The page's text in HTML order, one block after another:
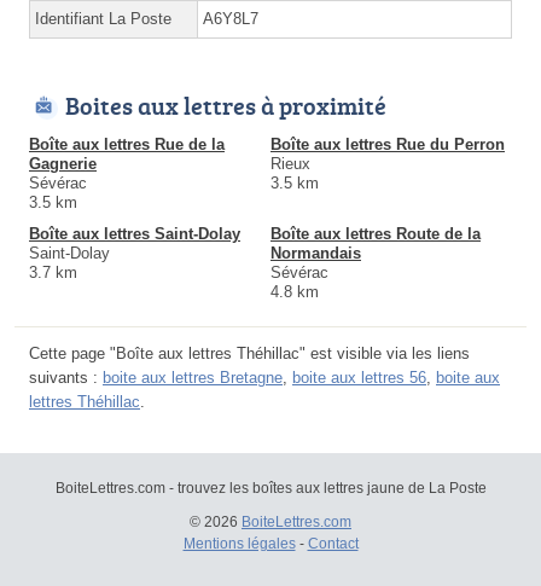
Identifiant La Poste A6Y8L7
Boites aux lettres à proximité
Boîte aux lettres Rue de la
Gagnerie
Sévérac
3.5 km
Boîte aux lettres Rue du Perron
Rieux
3.5 km
Boîte aux lettres Saint-Dolay
Saint-Dolay
3.7 km
Boîte aux lettres Route de la
Normandais
Sévérac
4.8 km
Cette page "Boîte aux lettres Théhillac" est visible via les liens
suivants : boite aux lettres Bretagne boite aux lettres 56 boite aux
lettres Théhillac
BoiteLettres.com - trouvez les boîtes aux lettres jaune de La Poste
© 2026 BoiteLettres.com
Mentions légales- Contact